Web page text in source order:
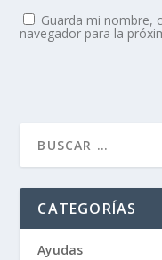
Guarda mi nombre,
navegador para la
CATEGORÍAS
Ayudas